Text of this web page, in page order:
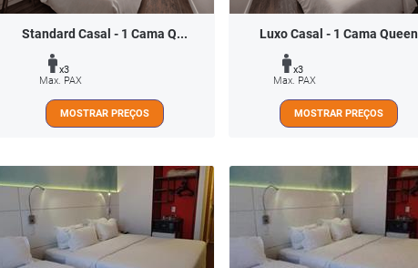
Standard Casal - 1 Cama Q...
x3
Max. PAX
MOSTRAR PREÇOS
Luxo Casal - 1 Cama Queen
x3
Max. PAX
MOSTRAR PREÇOS